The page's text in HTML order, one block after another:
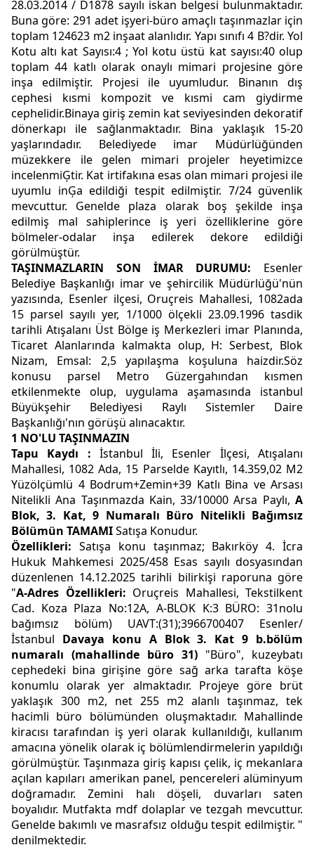
28.03.2014 / D1878 sayılı iskan belgesi bulunmaktadır.
Buna göre: 291 adet işyeri-büro amaçlı taşınmazlar için
toplam 124623 m2 inşaat alanlıdır. Yapı sınıfı 4 B?dir. Yol
Kotu altı kat Sayısı:4 ; Yol kotu üstü kat sayısı:40 olup
toplam 44 katlı olarak onaylı mimari projesine göre
inşa edilmiştir. Projesi ile uyumludur. Binanın dış
cephesi kısmi kompozit ve kısmi cam giydirme
cephelidir.Binaya giriş zemin kat seviyesinden dekoratif
dönerkapı ile sağlanmaktadır. Bina yaklaşık 15-20
yaşlarındadır. Belediyede imar Müdürlüğünden
müzekkere ile gelen mimari projeler heyetimizce
incelenmiĢtir. Kat irtifakına esas olan mimari projesi ile
uyumlu inĢa edildiği tespit edilmiştir. 7/24 güvenlik
mevcuttur. Genelde plaza olarak boş şekilde inşa
edilmiş mal sahiplerince iş yeri özelliklerine göre
bölmeler-odalar inşa edilerek dekore edildiği
görülmüştür.
TAŞINMAZLARIN SON İMAR DURUMU: Esenler
Belediye Başkanlığı imar ve şehircilik Müdürlüğü'nün
yazısında, Esenler ilçesi, Oruçreis Mahallesi, 1082ada
15 parsel sayılı yer, 1/1000 ölçekli 23.09.1996 tasdik
tarihli Atışalanı Üst Bölge iş Merkezleri imar Planında,
Ticaret Alanlarında kalmakta olup, H: Serbest, Blok
Nizam, Emsal: 2,5 yapılaşma koşuluna haizdir.Söz
konusu parsel Metro Güzergahından kısmen
etkilenmekte olup, uygulama aşamasında istanbul
Büyükşehir Belediyesi Raylı Sistemler Daire
Başkanlığı'nın görüşü alınacaktır.
1 NO'LU TAŞINMAZIN
Tapu Kaydı : İstanbul İli, Esenler İlçesi, Atışalanı
Mahallesi, 1082 Ada, 15 Parselde Kayıtlı, 14.359,02 M2
Yüzölçümlü 4 Bodrum+Zemin+39 Katlı Bina ve Arsası
Nitelikli Ana Taşınmazda Kain, 33/10000 Arsa Paylı, A
Blok, 3. Kat, 9 Numaralı Büro Nitelikli Bağımsız
Bölümün TAMAMISatışa Konudur.
Özellikleri: Satışa konu taşınmaz; Bakırköy 4. İcra
Hukuk Mahkemesi 2025/458 Esas sayılı dosyasından
düzenlenen 14.12.2025 tarihli bilirkişi raporuna göre
"A-Adres Özellikleri: Oruçreis Mahallesi, Tekstilkent
Cad. Koza Plaza No:12A, A-BLOK K:3 BÜRO: 31nolu
bağımsız bölüm) UAVT:(31);3966700407 Esenler/
İstanbul Davaya konu A Blok 3. Kat 9 b.bölüm
numaralı (mahallinde büro 31) "Büro", kuzeybatı
cephedeki bina girişine göre sağ arka tarafta köşe
konumlu olarak yer almaktadır. Projeye göre brüt
yaklaşık 300 m2, net 255 m2 alanlı taşınmaz, tek
hacimli büro bölümünden oluşmaktadır. Mahallinde
kiracısı tarafından iş yeri olarak kullanıldığı, kullanım
amacına yönelik olarak iç bölümlendirmelerin yapıldığı
görülmüştür. Taşınmaza giriş kapısı çelik, iç mekanlara
açılan kapıları amerikan panel, pencereleri alüminyum
doğramadır. Zemini halı döşeli, duvarları saten
boyalıdır. Mutfakta mdf dolaplar ve tezgah mevcuttur.
Genelde bakımlı ve masrafsız olduğu tespit edilmiştir. "
denilmektedir.